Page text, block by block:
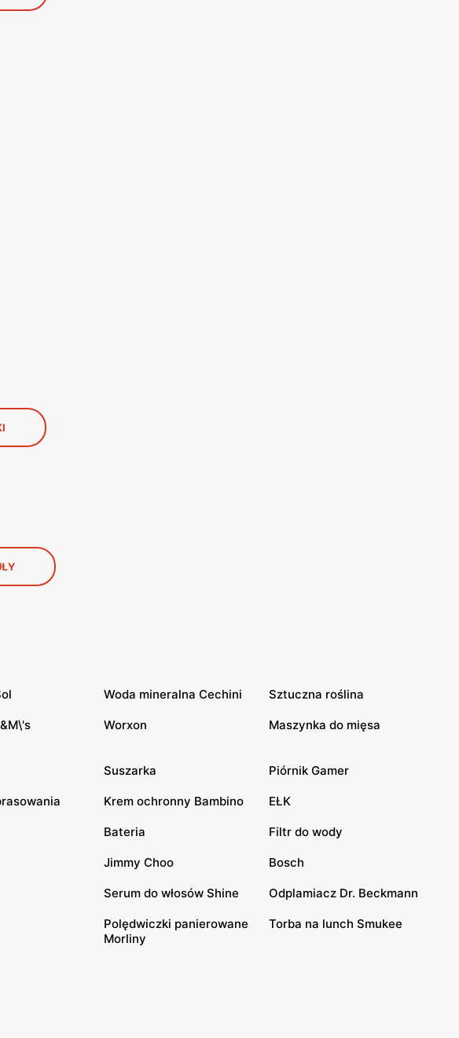
Woda mineralna Cechini Sztuczna roślina
Worxon Maszynka do mięsa
Suszarka Piórnik Gamer
Krem ochronny Bambino EŁK
Bateria Filtr do wody
Jimmy Choo Bosch
Serum do włosów Shine Odplamiacz Dr. Beckmann
Polędwiczki panierowane
Morliny
Torba na lunch Smukee